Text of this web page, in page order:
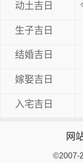
动土吉日
生子吉日
结婚吉日
嫁娶吉日
入宅吉日
网
©2007-